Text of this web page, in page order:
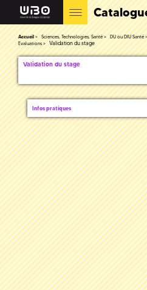
Accueil Sciences, Technologies, Santé DU ou DIU Santé
Evaluations
Validation du stage
Validation du stage
Infos pratiques